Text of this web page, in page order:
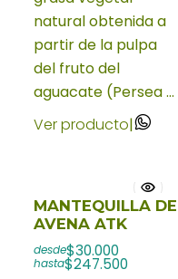
natural obtenida a
partir de la pulpa
del fruto del
aguacate (Persea ...
Ver producto|
MANTEQUILLA DE
AVENA ATK
desde$30.000
hasta$247.500